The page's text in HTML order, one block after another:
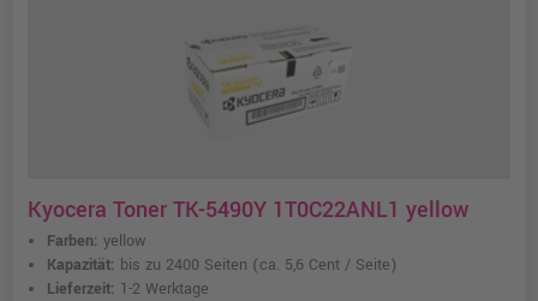
Kyocera Toner TK-5490Y 1T0C22ANL1 yellow
Farben: yellow
Kapazität: bis zu 2400 Seiten (ca. 5,6 Cent / Seite)
Lieferzeit: 1-2 Werktage